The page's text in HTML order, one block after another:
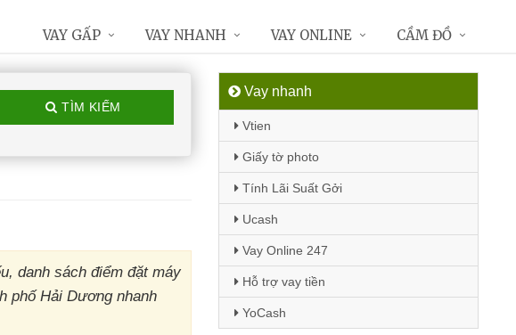
TÌM KIẾM
danh sách điểm đặt máy
phố Hải Dương nhanh
Vay nhanh
Vtien
Giấy tờ photo
Tính Lãi Suất Gởi
Ucash
Vay Online 247
Hỗ trợ vay tiền
YoCash
VAY GẤP VAY NHANH VAY ONLINE CẦM ĐỒ